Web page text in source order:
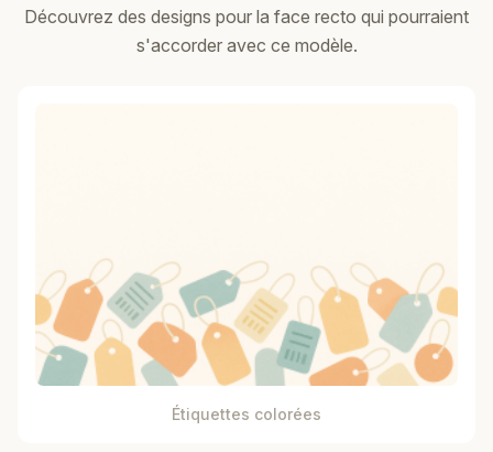
Découvrez des designs pour la face recto qui pourraient
s'accorder avec ce modèle.
Étiquettes colorées